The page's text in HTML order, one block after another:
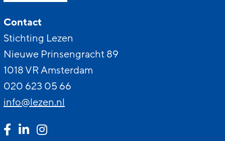
Contact
Stichting Lezen
Nieuwe Prinsengracht 89
1018 VR Amsterdam
020 623 05 66
info@lezen.nl